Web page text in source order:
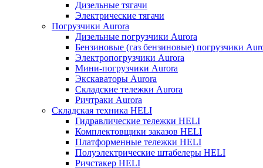
Дизельные тягачи
Электрические тягачи
Погрузчики Aurora
Дизельные погрузчики Aurora
Бензиновые (газ бензиновые) погрузчики
Электропогрузчики Aurora
Мини-погрузчики Aurora
Экскаваторы Aurora
Складские тележки Aurora
Ричтраки Aurora
Складская техника HELI
Гидравлические тележки HELI
Комплектовщики заказов HELI
Платформенные тележки HELI
Полуэлектрические штабелеры HELI
Ричстакер HELI